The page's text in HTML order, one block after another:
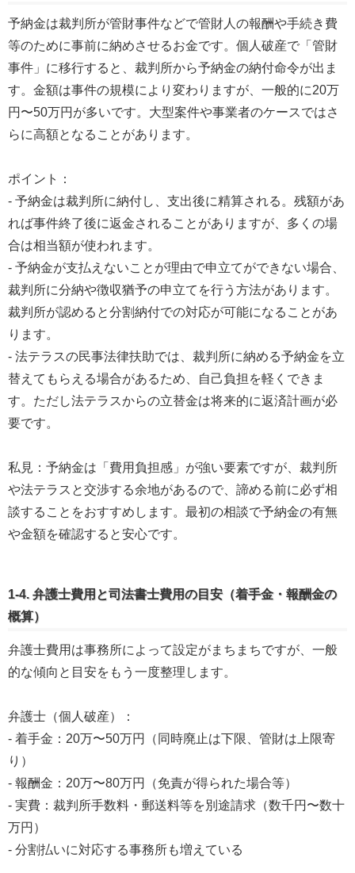
予納金は裁判所が管財事件などで管財人の報酬や手続き費
等のために事前に納めさせるお金です。個人破産で「管財
事件」に移行すると、裁判所から予納金の納付命令が出ま
す。金額は事件の規模により変わりますが、一般的に20万
円〜50万円が多いです。大型案件や事業者のケースではさ
らに高額となることがあります。
ポイント：
- 予納金は裁判所に納付し、支出後に精算される。残額があ
れば事件終了後に返金されることがありますが、多くの場
合は相当額が使われます。
- 予納金が支払えないことが理由で申立てができない場合、
裁判所に分納や徴収猶予の申立てを行う方法があります。
裁判所が認めると分割納付での対応が可能になることがあ
ります。
- 法テラスの民事法律扶助では、裁判所に納める予納金を立
替えてもらえる場合があるため、自己負担を軽くできま
す。ただし法テラスからの立替金は将来的に返済計画が必
要です。
私見：予納金は「費用負担感」が強い要素ですが、裁判所
や法テラスと交渉する余地があるので、諦める前に必ず相
談することをおすすめします。最初の相談で予納金の有無
や金額を確認すると安心です。
1-4. 弁護士費用と司法書士費用の目安（着手金・報酬金の
概算）
弁護士費用は事務所によって設定がまちまちですが、一般
的な傾向と目安をもう一度整理します。
弁護士（個人破産）：
- 着手金：20万〜50万円（同時廃止は下限、管財は上限寄
り）
- 報酬金：20万〜80万円（免責が得られた場合等）
- 実費：裁判所手数料・郵送料等を別途請求（数千円〜数十
万円）
- 分割払いに対応する事務所も増えている